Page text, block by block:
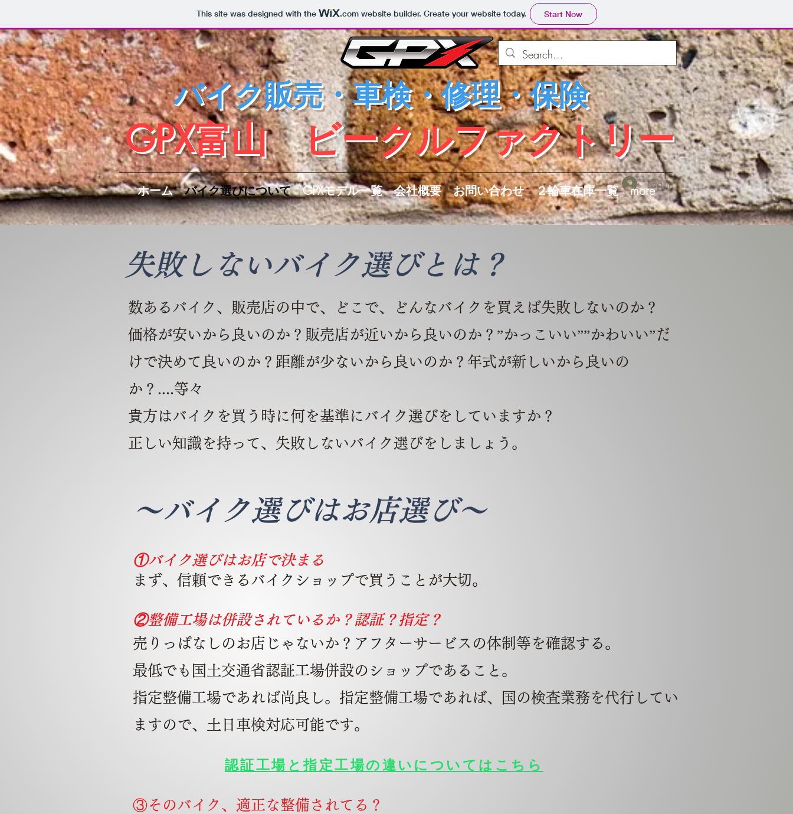
This site was designed with the .comwebsite builder. Create your website today. Start Now
バイク販売・車検・修理・保険
​GPX富山 ビークルファクトリー
Log In
ホーム バイク選びについて GPXモデル一覧 会社概要 お問い合わせ ２輪車在庫一覧 more
失敗しないバイク選びとは？
数あるバイク、販売店の中で、どこで、どんなバイクを買えば失敗しないのか？
価格が安いから良いのか？販売店が近いから良いのか？”かっこいい””かわいい”だ
けで決めて良いのか？距離が少ないから良いのか？年式が新しいから良いの
か？....等々
貴方はバイクを買う時に何を基準にバイク選びをしていますか？
正しい知識を持って、失敗しないバイク選びをしましょう。
～バイク選びはお店選び～
①バイク選びはお店で決まる
ま ず、信頼できるバイクショップで買うことが大切。
②整備工場は併設されている か？認証？指定？
売りっぱなしのお店じゃないか？アフターサービスの体制等を確認する。
最低でも国土交通省認証工場併設のショップであること。
指定整備工場であれば尚良し。 指定整備工場であれば、国の検査業務を代行してい
ますので、土日車検対応可能です。
③そのバイク、適正な整備されてる？
認証工場と指定工場の違いについてはこちら